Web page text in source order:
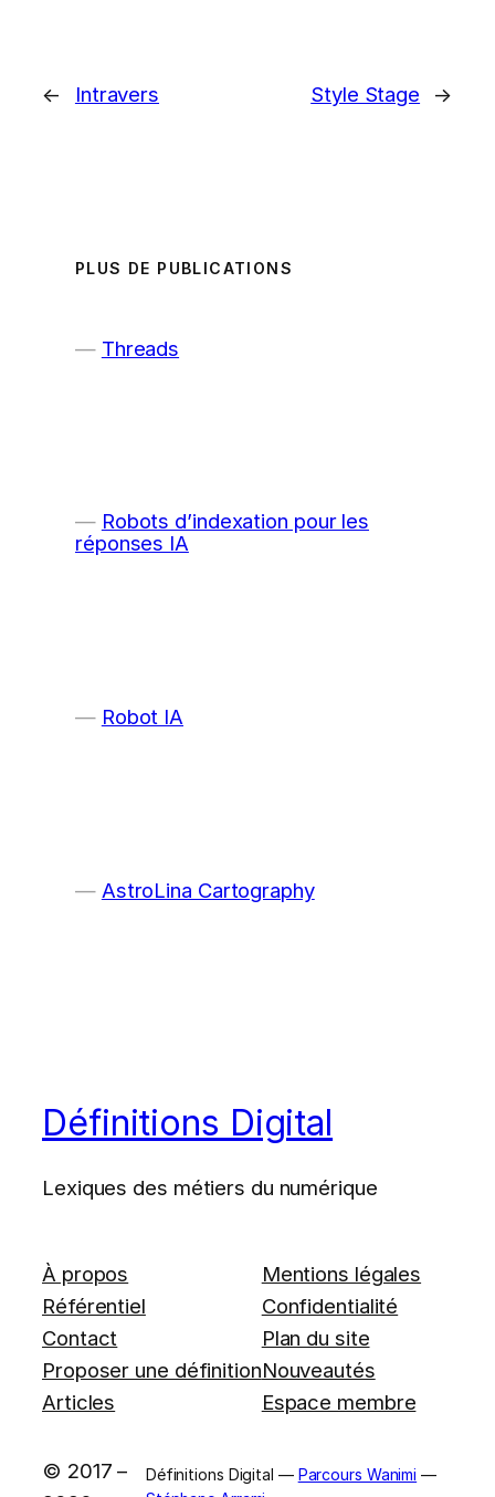
← Intravers Style Stage →
PLUS DE PUBLICATIONS
Threads
Robots d’indexation pour les
réponses IA
Robot IA
AstroLina Cartography
Définitions Digital
Lexiques des métiers du numérique
À propos
Référentiel
Contact
Proposer une définition
Articles
Mentions légales
Confidentialité
Plan du site
Nouveautés
Espace membre
© 2017 –
Définitions Digital — Parcours Wanimi —